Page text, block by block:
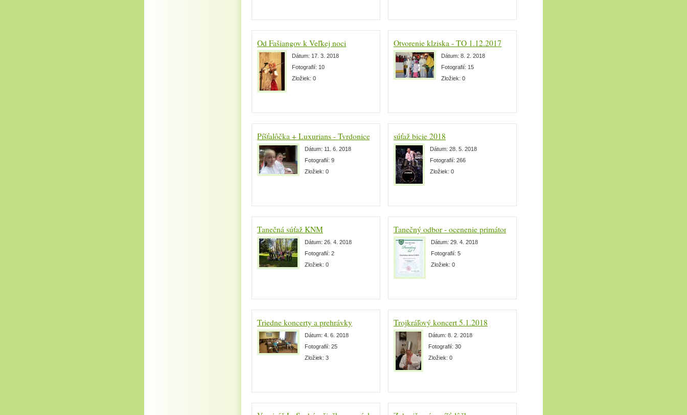
Od Fašiangov k Veľkej noci
Dátum: 17. 3. 2018
Fotografií: 10
Zložiek: 0
Otvorenie klziska - TO 1.12.2017
Dátum: 8. 2. 2018
Fotografií: 15
Zložiek: 0
Píšťalôčka + Luxurians - Tvrdonice
Dátum: 11. 6. 2018
Fotografií: 9
Zložiek: 0
súťaž bicie 2018
Dátum: 28. 5. 2018
Fotografií: 266
Zložiek: 0
Tanečná súťaž KNM
Dátum: 26. 4. 2018
Fotografií: 2
Zložiek: 0
Tanečný odbor - ocenenie primátora
Dátum: 29. 4. 2018
Fotografií: 5
Zložiek: 0
Triedne koncerty a prehrávky
Dátum: 4. 6. 2018
Fotografií: 25
Zložiek: 3
Trojkráľový koncert 5.1.2018
Dátum: 8. 2. 2018
Fotografií: 30
Zložiek: 0